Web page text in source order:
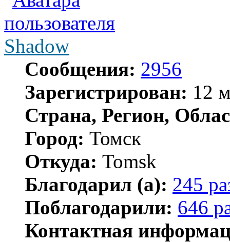
Shadow
Сообщения: 2956
Зарегистрирован: 12
Страна, Регион,
Город: Томск
Откуда: Tomsk
Благодарил (а): 245
Поблагодарили: 646
Контактная